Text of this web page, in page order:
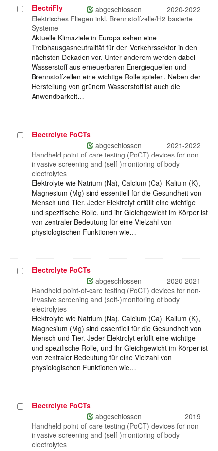
Projekt
auswählen
ElectriFly abgeschlossen
2020-2022
Elektrisches Fliegen inkl. Brennstoffzelle/H2-basierte
Systeme
Aktuelle Klimaziele in Europa sehen eine
Treibhausgasneutralität für den Verkehrssektor in den
nächsten Dekaden vor. Unter anderem werden dabei
Wasserstoff aus erneuerbaren Energiequellen und
Brennstoffzellen eine wichtige Rolle spielen. Neben der
Herstellung von grünem Wasserstoff ist auch die
Anwendbarkeit…
ProjektElectrolyte PoCTs
abgeschlossen
2021-2022
Handheld point-of-care testing (PoCT) devices for non-
invasive screening and (self-)monitoring of body
electrolytes
Elektrolyte wie Natrium (Na), Calcium (Ca), Kalium (K),
Magnesium (Mg) sind essentiell für die Gesundheit von
Mensch und Tier. Jeder Elektrolyt erfüllt eine wichtige
und spezifische Rolle, und ihr Gleichgewicht im Körper ist
von zentraler Bedeutung für eine Vielzahl von
physiologischen Funktionen wie…
ProjektElectrolyte PoCTs
abgeschlossen
2020-2021
Handheld point-of-care testing (PoCT) devices for non-
invasive screening and (self-)monitoring of body
electrolytes
Elektrolyte wie Natrium (Na), Calcium (Ca), Kalium (K),
Magnesium (Mg) sind essentiell für die Gesundheit von
Mensch und Tier. Jeder Elektrolyt erfüllt eine wichtige
und spezifische Rolle, und ihr Gleichgewicht im Körper ist
von zentraler Bedeutung für eine Vielzahl von
physiologischen Funktionen wie…
ProjektElectrolyte PoCTs
abgeschlossen
2019
Handheld point-of-care testing (PoCT) devices for non-
invasive screening and (self-)monitoring of body
electrolytes